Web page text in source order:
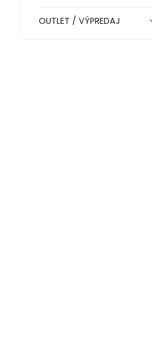
OUTLET / VÝPREDAJ